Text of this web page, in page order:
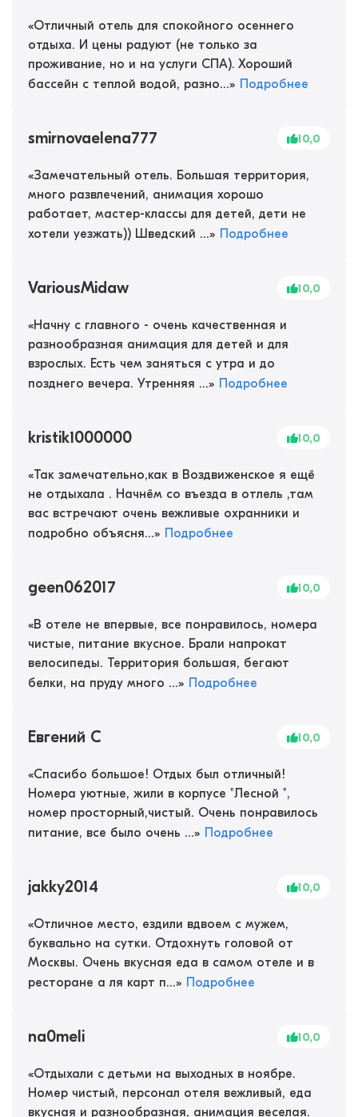
«Отличный отель для спокойного осеннего
отдыха. И цены радуют (не только за
проживание, но и на услуги СПА). Хороший
бассейн с теплой водой, разно...» Подробнее
smirnovaelena777 10,0
«Замечательный отель. Большая территория,
много развлечений, анимация хорошо
работает, мастер-классы для детей, дети не
хотели уезжать)) Шведский ...» Подробнее
VariousMidaw 10,0
«Начну с главного - очень качественная и
разнообразная анимация для детей и для
взрослых. Есть чем заняться с утра и до
позднего вечера. Утренняя ...» Подробнее
kristik1000000 10,0
«Так замечательно,как в Воздвиженское я ещё
не отдыхала . Начнём со въезда в отлель ,там
вас встречают очень вежливые охранники и
подробно объясня...» Подробнее
geen062017 10,0
«В отеле не впервые, все понравилось, номера
чистые, питание вкусное. Брали напрокат
велосипеды. Территория большая, бегают
белки, на пруду много ...» Подробнее
Евгений С 10,0
«Спасибо большое! Отдых был отличный!
Номера уютные, жили в корпусе "Лесной ",
номер просторный,чистый. Очень понравилось
питание, все было очень ...» Подробнее
jakky2014 10,0
«Отличное место, ездили вдвоем с мужем,
буквально на сутки. Отдохнуть головой от
Москвы. Очень вкусная еда в самом отеле и в
ресторане а ля карт п...» Подробнее
na0meli 10,0
«Отдыхали с детьми на выходных в ноябре.
Номер чистый, персонал отеля вежливый, еда
вкусная и разнообразная, анимация веселая.